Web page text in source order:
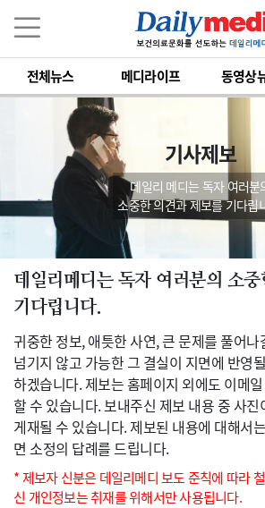
전체뉴스 메디라이프 동영상
기사제보
데일리 메디는 독자 여러분
소중한 의견과 제보를 기다립
데일리메디는 독자 여러분의 소
기다립니다.
귀중한 정보, 애틋한 사연, 큰 문제를 풀어
넘기지 않고 가능한 그 결실이 지면에 반영
하겠습니다. 제보는 홈페이지 외에도 이메
할 수 있습니다. 보내주신 제보 내용 중 사
게재될 수 있습니다. 제보된 내용에 대해서
면 소정의 답례를 드립니다.
* 제보자 신분은 데일리메디 보도 준칙에 따라
신 개인정보는 취재를 위해서만 사용됩니다.